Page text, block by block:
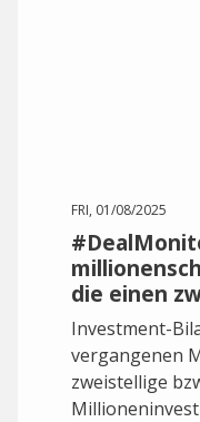
FRI, 01/08/2025
die einen
Investment-
vergangenen
zweistellige